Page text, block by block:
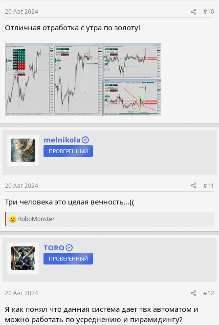
20 Авг 2024 #10
Отличная отработка с утра по золоту!
melnikola
ПРОВЕРЕННЫЙ
20 Авг 2024 #11
Три человека это целая вечность...((
Р
е
а
ц
и
и
RoboMonster
TORO
ПРОВЕРЕННЫЙ
20 Авг 2024 #12
Я как понял что данная система дает твх автоматом и
можно работать по усреднению и пирамидингу?